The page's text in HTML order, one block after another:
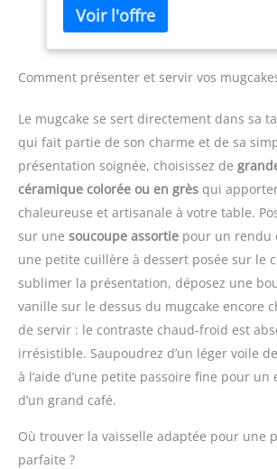
être utilisés
Convient pour
d'applications
distributeur
est non
adapté pour
poudres telles
sucre, le sel,
lait en poudre,
aussi les
que la sauce
de cuisson,
gravées sur le manche garantissent
exactitude et gain de temps
Acier inoxydable hygiénique et
Design compact pour rangement
Comment présenter et servir vos
Le mugcake se sert directement dans sa
qui fait partie de son charme et de sa
présentation soignée, choisissez de
céramique colorée ou en grès qui
chaleureuse et artisanale à votre table.
sur une soucoupe assortie pour un rendu
une petite cuillère à dessert posée sur le
sublimer la présentation, déposez une
vanille sur le dessus du mugcake encore
de servir : le contraste chaud-froid est
irrésistible. Saupoudrez d’un léger voile
à l’aide d’une petite passoire fine pour un
d’un grand café.
Où trouver la vaisselle adaptée pour une
parfaite ?